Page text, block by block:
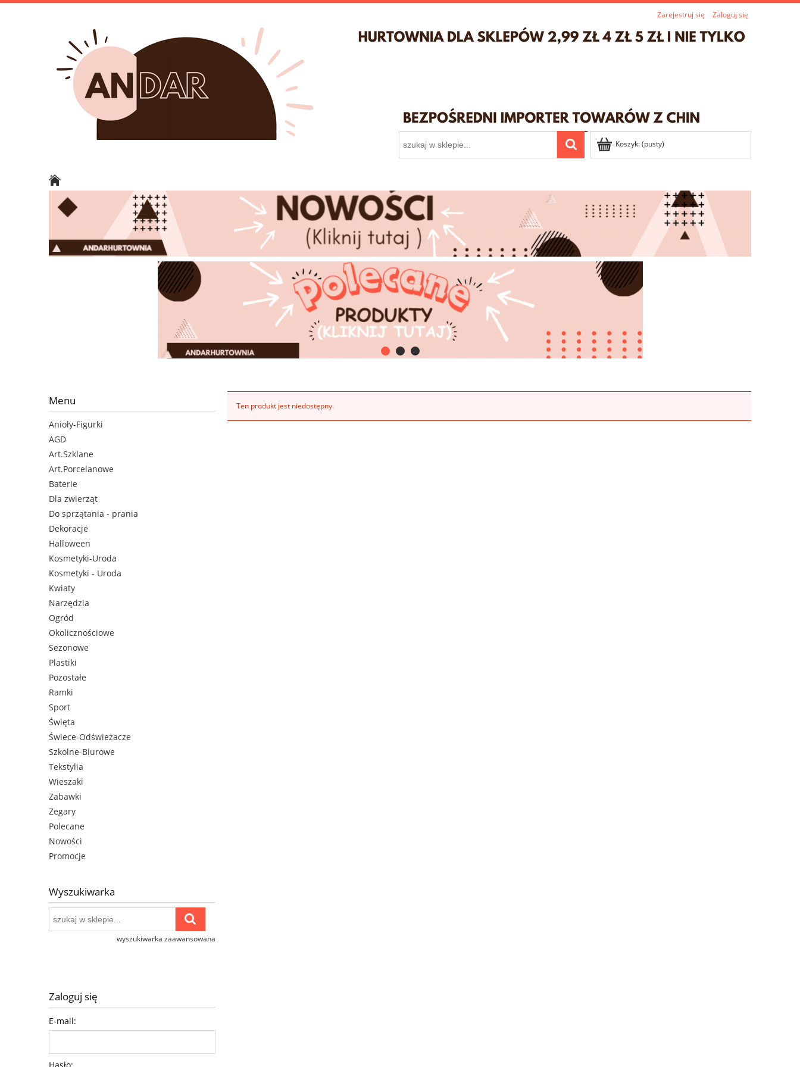
Zarejestruj się Zaloguj się
Koszyk:(pusty)
Menu
Anioły-Figurki
AGD
Art.Szklane
Art.Porcelanowe
Baterie
Dla zwierząt
Do sprzątania - prania
Dekoracje
Halloween
Kosmetyki-Uroda
Kosmetyki - Uroda
Kwiaty
Narzędzia
Ogród
Okolicznościowe
Sezonowe
Plastiki
Pozostałe
Ramki
Sport
Święta
Świece-Odświeżacze
Szkolne-Biurowe
Tekstylia
Wieszaki
Zabawki
Zegary
Polecane
Nowości
Promocje
Wyszukiwarka
wyszukiwarka zaawansowana
Zaloguj się
E-mail:
Ten produkt jest niedostępny.